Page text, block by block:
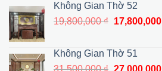
35,500,000
Không Gian Thờ 52
19,800,000₫ Giá
19,800,000
17,800,000
Không Gian Thờ 51
Giá